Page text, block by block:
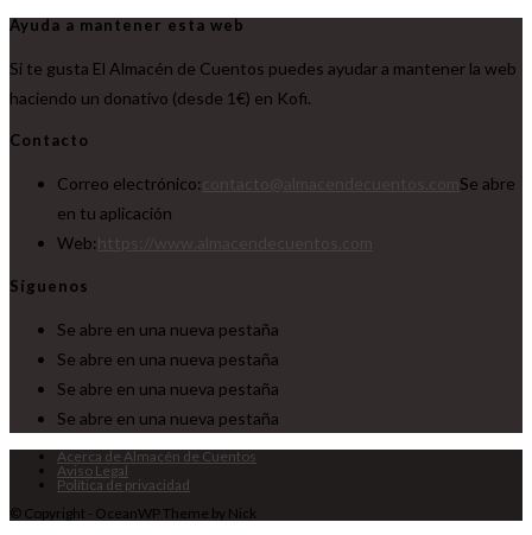
Ayuda a mantener esta web
Si te gusta El Almacén de Cuentos puedes ayudar a mantener la web
haciendo un donativo (desde 1€) en Kofi.
Contacto
Correo electrónico:
Se abre
en tu aplicación
Web:
Síguenos
Se abre en una nueva pestaña
Se abre en una nueva pestaña
Se abre en una nueva pestaña
Se abre en una nueva pestaña
Acerca de Almacén de Cuentos
Aviso Legal
Política de privacidad
© Copyright - OceanWP Theme by Nick